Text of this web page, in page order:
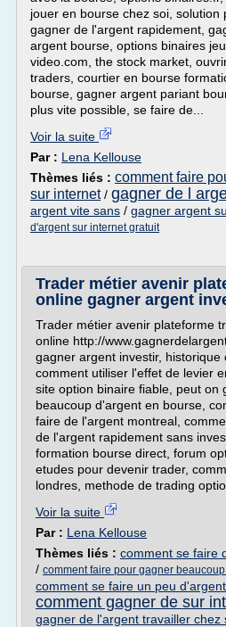
jouer en bourse chez soi, solution
gagner de l'argent rapidement,
argent bourse, options binaires
video.com, the stock market,
traders, courtier en bourse
bourse, gagner argent pariant
plus vite possible, se faire de...
Voir la suite
Par : Lena Kellouse
Thèmes liés : comment faire
sur internet/ gagner de l
argent vite sans / gagner argent
d'argent sur internet gratuit
Trader métier avenir
online gagner argent
Trader métier avenir plateforme
online http://
gagner argent investir, historique
comment utiliser l'effet de levier
site option binaire fiable, peut on
beaucoup d'argent en bourse,
faire de l'argent montreal,
de l'argent rapidement sans
formation bourse direct, forum
etudes pour devenir trader,
londres, methode de trading
Voir la suite
Par : Lena Kellouse
Thèmes liés : comment se faire
/ comment faire pour gagner
comment se faire un peu
comment gagner de sur
gagner de l'argent travailler chez